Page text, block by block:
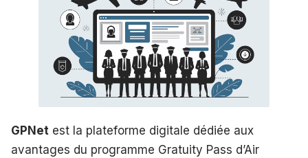
GPNet est la plateforme digitale dédiée aux
avantages du programme Gratuity Pass d’Air